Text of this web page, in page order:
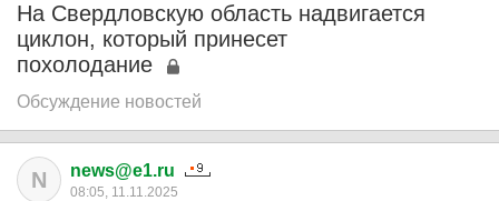
На Свердловскую область надвигается
циклон, который принесет
похолодание
Обсуждение новостей
N news@e1.ru
08:05, 11.11.2025